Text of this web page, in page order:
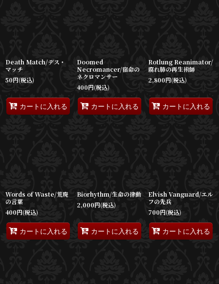
Death Match/デス・
マッチ
50円(税込)
カートに入れる
Doomed
Necromancer/宿命の
ネクロマンサー
400円(税込)
カートに入れる
Rotlung Reanimator/
腐れ肺の再生術師
2,800円(税込)
カートに入れる
Words of Waste/荒廃
の言葉
400円(税込)
カートに入れる
Biorhythm/生命の律動
2,000円(税込)
カートに入れる
Elvish Vanguard/エル
フの先兵
700円(税込)
カートに入れる